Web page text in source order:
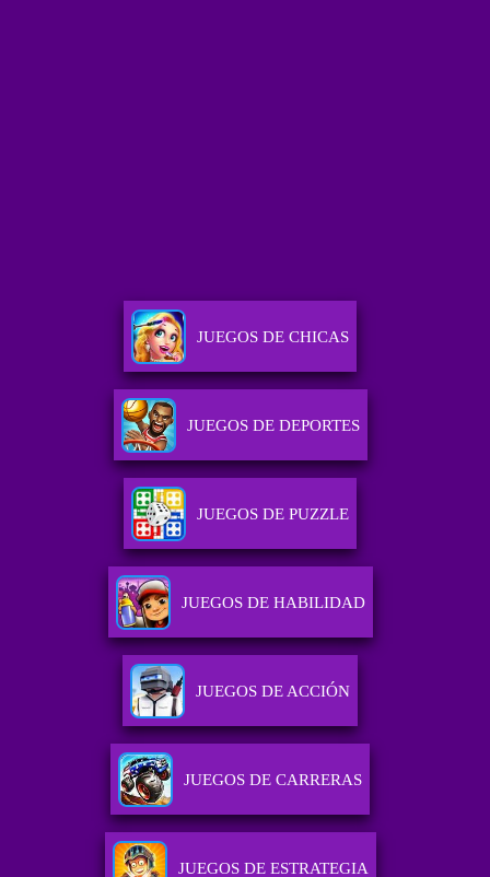
JUEGOS DE CHICAS
JUEGOS DE DEPORTES
JUEGOS DE PUZZLE
JUEGOS DE HABILIDAD
JUEGOS DE ACCIÓN
JUEGOS DE CARRERAS
JUEGOS DE ESTRATEGIA